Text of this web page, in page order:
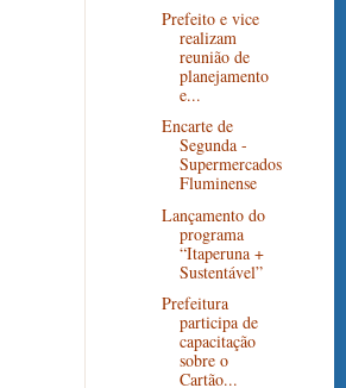
Prefeito e vice
realizam
reunião de
planejamento
e...
Encarte de
Segunda -
Supermercados
Fluminense
Lançamento do
programa
“Itaperuna +
Sustentável”
Prefeitura
participa de
capacitação
sobre o
Cartão...